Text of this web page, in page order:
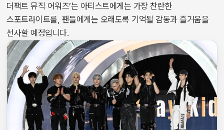
더팩트 뮤직 어워즈’는 아티스트에게는 가장 찬란한
스포트라이트를, 팬들에게는 오래도록 기억될 감동과 즐거움을
선사할 예정입니다.